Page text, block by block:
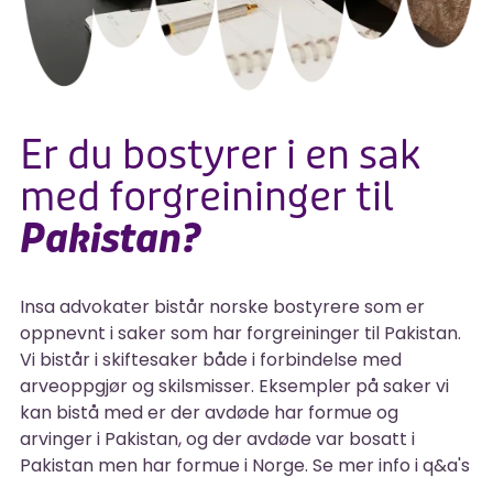
Er du bostyrer i en sak
med forgreininger til
Pakistan?
Insa advokater bistår norske bostyrere som er
oppnevnt i saker som har forgreininger til Pakistan.
Vi bistår i skiftesaker både i forbindelse med
arveoppgjør og skilsmisser. Eksempler på saker vi
kan bistå med er der avdøde har formue og
arvinger i Pakistan, og der avdøde var bosatt i
Pakistan men har formue i Norge. Se mer info i q&a's